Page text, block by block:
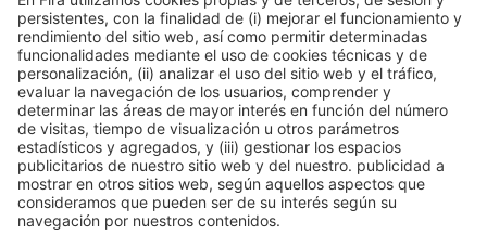
Información general
Aviso legal
Política de privacidad
Política de cookies